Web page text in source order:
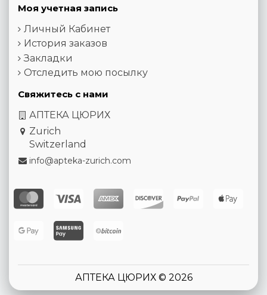
Моя учетная запись
Личный Кабинет
История заказов
Закладки
Отследить мою посылку
Свяжитесь с нами
АПТЕКА ЦЮРИХ
Zurich
Switzerland
info@apteka-zurich.com
АПТЕКА ЦЮРИХ © 2026